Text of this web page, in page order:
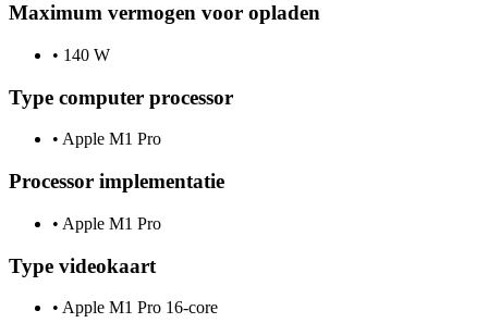
Maximum vermogen voor opladen
• 140 W
Type computer processor
• Apple M1 Pro
Processor implementatie
• Apple M1 Pro
Type videokaart
• Apple M1 Pro 16-core